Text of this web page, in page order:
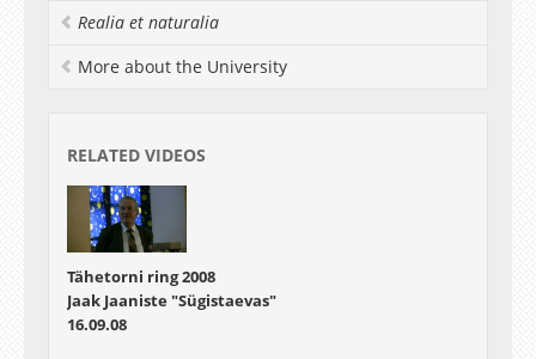
ja tähetorni teenija, Sootaga valla talupoja
Martin Saare. Kuidas kulges teekond, kellega
kohtuti, millised olid eesmärgid ja tulemused –
sellest juba lähemalt ettekandes.“
Realia et naturalia
More about the University
RELATED VIDEOS
Tähetorni ring 2008
Jaak Jaaniste "Sügistaevas"
16.09.08